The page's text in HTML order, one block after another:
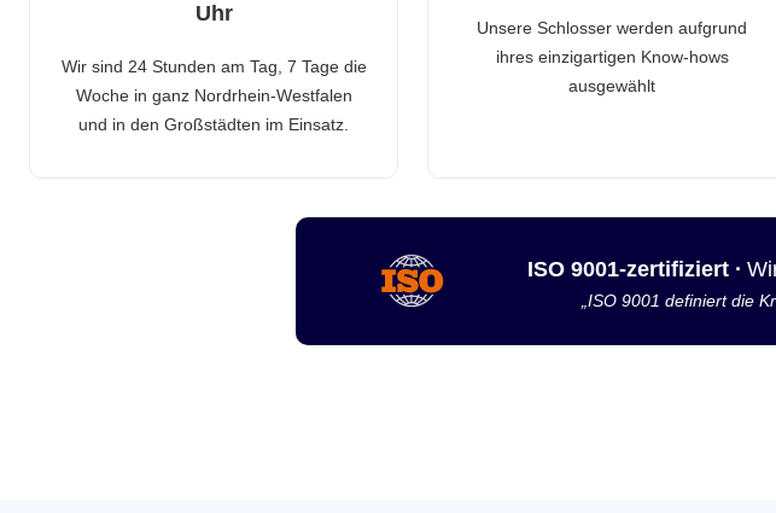
Uhr
Wir sind 24 Stunden am Tag, 7 Tage die
Woche in ganz Nordrhein-Westfalen
und in den Großstädten im Einsatz.
Unsere Schlosser werden aufgrund
ihres einzigartigen Know-hows
ausgewählt
ISO 9001-zertifiziert ·
„ISO 9001 definiert die